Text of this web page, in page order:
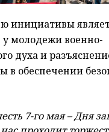
инициативы
молодежи военно-
духа и
в обеспечении
7-го мая – Дня